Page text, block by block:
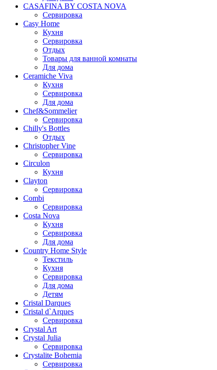
CASAFINA BY COSTA NOVA
Сервировка
Casy Home
Кухня
Сервировка
Отдых
Товары для ванной комнаты
Для дома
Ceramiche Viva
Кухня
Сервировка
Для дома
Chef&Sommelier
Сервировка
Chilly's Bottles
Отдых
Christopher Vine
Сервировка
Circulon
Кухня
Clayton
Сервировка
Combi
Сервировка
Costa Nova
Кухня
Сервировка
Для дома
Country Home Style
Текстиль
Кухня
Сервировка
Для дома
Детям
Cristal Darques
Cristal d`Arques
Сервировка
Crystal Art
Crystal Julia
Сервировка
Crystalite Bohemia
Сервировка